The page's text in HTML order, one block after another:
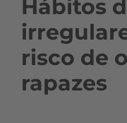
Hábitos
risco de
rapazes